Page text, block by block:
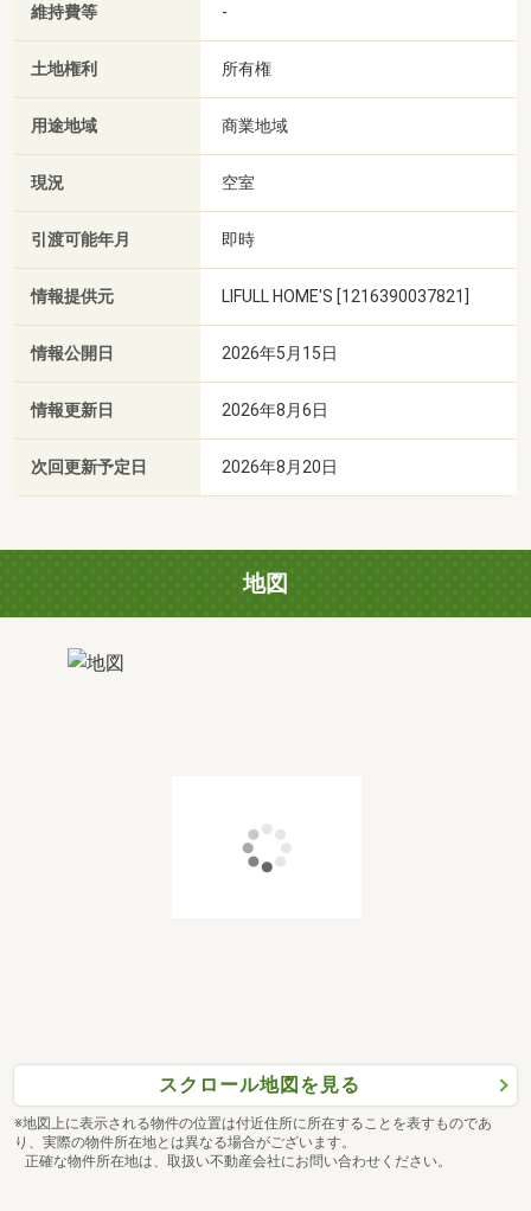
維持費等 -
土地権利 所有権
用途地域 商業地域
現況 空室
引渡可能年月 即時
情報提供元 LIFULL HOME'S [1216390037821]
情報公開日 2026年5月15日
情報更新日 2026年8月6日
次回更新予定日 2026年8月20日
地図
スクロール地図を見る
※地図上に表示される物件の位置は付近住所に所在することを表すものであ
り、実際の物件所在地とは異なる場合がございます。
正確な物件所在地は、取扱い不動産会社にお問い合わせください。